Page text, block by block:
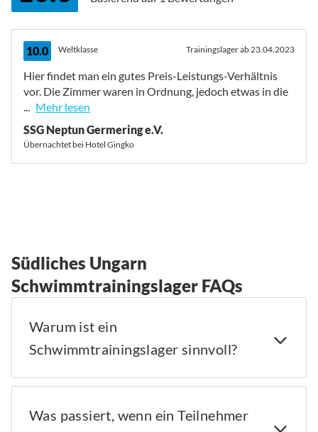
10.0 Weltklasse Trainingslager ab 23.04.2023
Hier findet man ein gutes Preis-Leistungs-Verhältnis
vor. Die Zimmer waren in Ordnung, jedoch etwas in die
... Mehr lesen
SSG Neptun Germering e.V.
Übernachtet bei Hotel Gingko
Südliches Ungarn
Schwimmtrainingslager FAQs
Warum ist ein
Schwimmtrainingslager sinnvoll?
Was passiert, wenn ein Teilnehmer